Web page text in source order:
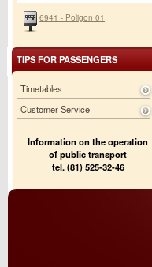
6941 - Poligon 01
TIPS FOR PASSENGERS
Timetables
Customer Service
Information on the operation
of public transport
tel. (81) 525-32-46